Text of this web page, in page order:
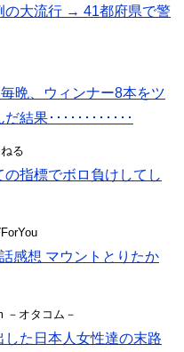
の大流行 → 41都府県で警
晩、ウィンナー8本をツ
結果････････････
る
の指標でボロ負けしてし
感想 マウントとりたか
－オタコム－
した日本人女性達の末路